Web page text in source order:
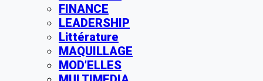
FINANCE
LEADERSHIP
Littérature
MAQUILLAGE
MOD’ELLES